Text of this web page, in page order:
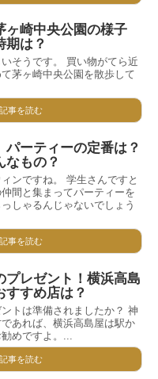
崎中央公園の様子
期は？
そうです。 買い物がてら近
茅ヶ崎中央公園を散歩して
記事を読む
ーティーの定番は？
なもの？
ンですね。 学生さんですと
間と集まってパーティーを
しゃるんじゃないでしょう
記事を読む
プレゼント！横浜高島
すすめ店は？
トは準備されましたか？ 神
あれば、横浜高島屋は駅か
めですよ。...
記事を読む